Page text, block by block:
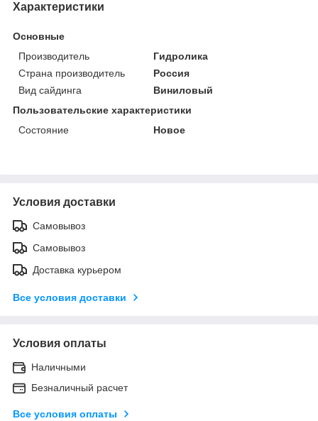
Характеристики
Основные
Производитель
Гидролика
Страна производитель
Россия
Вид сайдинга
Виниловый
Пользовательские характеристики
Состояние
Новое
Условия доставки
Самовывоз
Самовывоз
Доставка курьером
Все условия доставки
Условия оплаты
Наличными
Безналичный расчет
Все условия оплаты